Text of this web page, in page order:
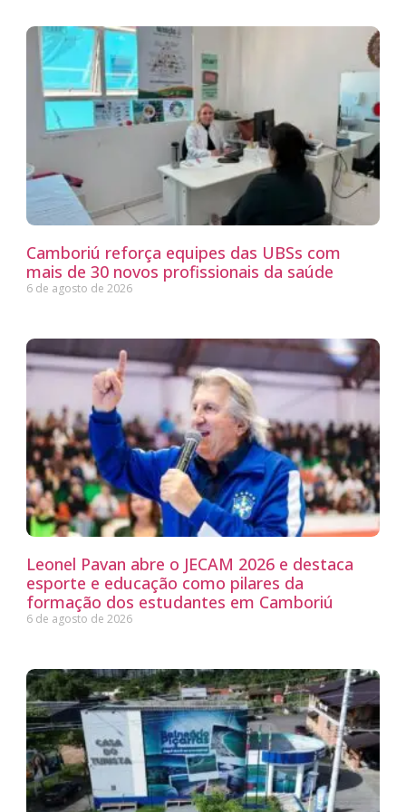
Camboriú reforça equipes das UBSs com
mais de 30 novos profissionais da saúde
6 de agosto de 2026
Leonel Pavan abre o JECAM 2026 e destaca
esporte e educação como pilares da
formação dos estudantes em Camboriú
6 de agosto de 2026